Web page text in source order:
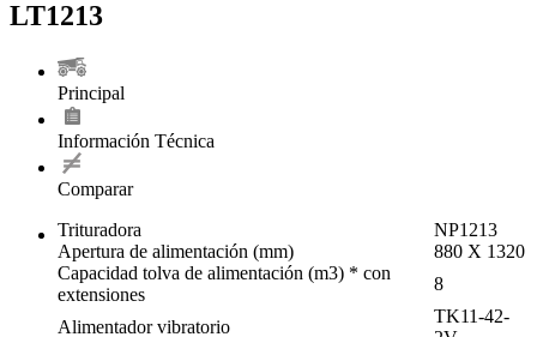
LT1213
Principal
Información Técnica
Comparar
Trituradora
NP1213
Apertura de alimentación (mm)
880 X 1320
Capacidad tolva de alimentación (m3) * con
extensiones
8
Alimentador vibratorio
TK11-42-